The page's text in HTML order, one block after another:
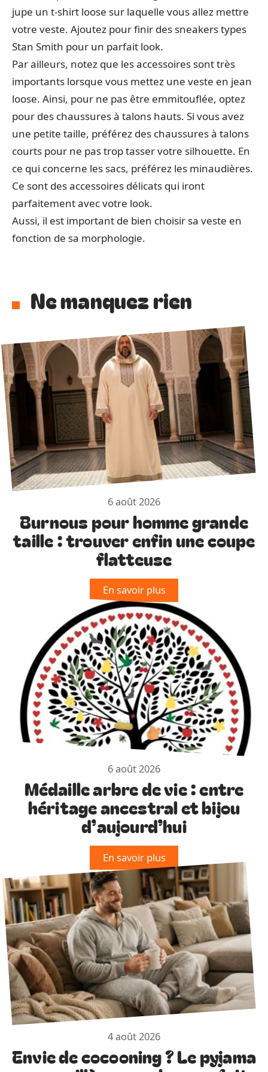
jupe un t-shirt loose sur laquelle vous allez mettre
votre veste. Ajoutez pour finir des sneakers types
Stan Smith pour un parfait look.
Par ailleurs, notez que les accessoires sont très
importants lorsque vous mettez une veste en jean
loose. Ainsi, pour ne pas être emmitouflée, optez
pour des chaussures à talons hauts. Si vous avez
une petite taille, préférez des chaussures à talons
courts pour ne pas trop tasser votre silhouette. En
ce qui concerne les sacs, préférez les minaudières.
Ce sont des accessoires délicats qui iront
parfaitement avec votre look.
Aussi, il est important de bien choisir sa veste en
fonction de sa morphologie.
Ne manquez rien
6 août 2026
Burnous pour homme grande
taille : trouver enfin une coupe
flatteuse
En savoir plus
6 août 2026
Médaille arbre de vie : entre
héritage ancestral et bijou
d’aujourd’hui
En savoir plus
4 août 2026
Envie de cocooning ? Le pyjama